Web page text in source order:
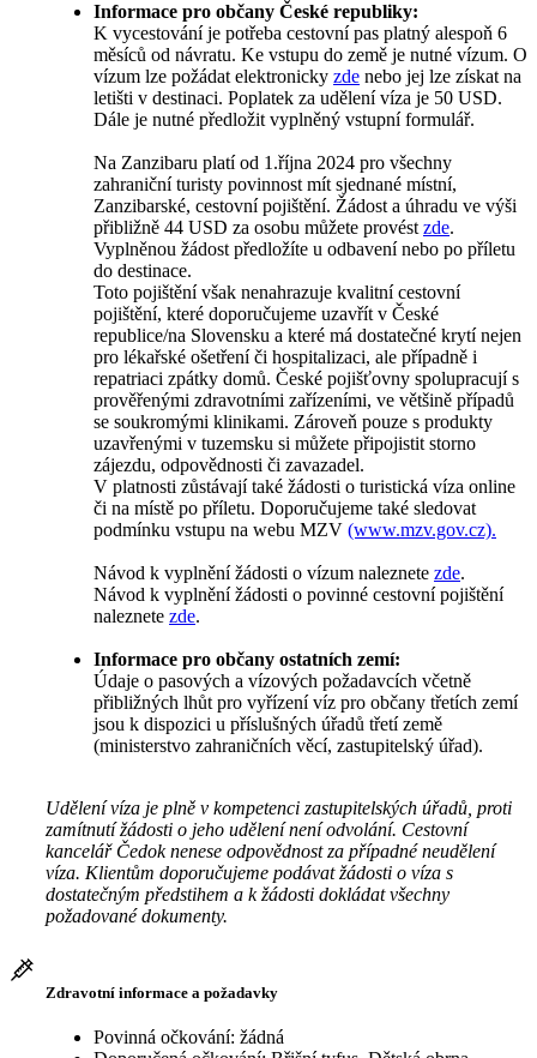
Informace pro občany České republiky:
K vycestování je potřeba cestovní pas platný alespoň 6
měsíců od návratu. Ke vstupu do země je nutné vízum. O
vízum lze požádat elektronicky zde nebo jej lze získat na
letišti v destinaci. Poplatek za udělení víza je 50 USD.
Dále je nutné předložit vyplněný vstupní formulář.
Na Zanzibaru platí od 1.října 2024 pro všechny
zahraniční turisty povinnost mít sjednané místní,
Zanzibarské, cestovní pojištění. Žádost a úhradu ve výši
přibližně 44 USD za osobu můžete provést zde.
Vyplněnou žádost předložíte u odbavení nebo po příletu
do destinace.
Toto pojištění však nenahrazuje kvalitní cestovní
pojištění, které doporučujeme uzavřít v České
republice/na Slovensku a které má dostatečné krytí nejen
pro lékařské ošetření či hospitalizaci, ale případně i
repatriaci zpátky domů. České pojišťovny spolupracují s
prověřenými zdravotními zařízeními, ve většině případů
se soukromými klinikami. Zároveň pouze s produkty
uzavřenými v tuzemsku si můžete připojistit storno
zájezdu, odpovědnosti či zavazadel.
V platnosti zůstávají také žádosti o turistická víza online
či na místě po příletu. Doporučujeme také sledovat
podmínku vstupu na webu MZV (www.mzv.gov.cz).
Návod k vyplnění žádosti o vízum naleznete zde.
Návod k vyplnění žádosti o povinné cestovní pojištění
naleznete zde.
Informace pro občany ostatních zemí:
Údaje o pasových a vízových požadavcích včetně
přibližných lhůt pro vyřízení víz pro občany třetích zemí
jsou k dispozici u příslušných úřadů třetí země
(ministerstvo zahraničních věcí, zastupitelský úřad).
Udělení víza je plně v kompetenci zastupitelských úřadů, proti
zamítnutí žádosti o jeho udělení není odvolání. Cestovní
kancelář Čedok nenese odpovědnost za případné neudělení
víza. Klientům doporučujeme podávat žádosti o víza s
dostatečným předstihem a k žádosti dokládat všechny
požadované dokumenty.
Zdravotní informace a požadavky
Povinná očkování: žádná